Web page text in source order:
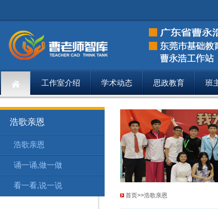
工作室介绍 学术动态 思政教育 班
浩歌亲恩
浩歌亲恩 175 浩歌亲恩 浩
诵一诵,做一做 176 浩歌亲恩 诵
看一看,说一说
首页>>浩歌亲恩